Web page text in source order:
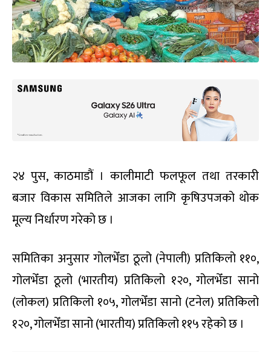
२४ पुस, काठमाडौं । कालीमाटी फलफूल तथा तरकारी
बजार विकास समितिले आजका लागि कृषिउपजको थोक
मूल्य निर्धारण गरेको छ ।
समितिका अनुसार गोलभेँडा ठूलो (नेपाली) प्रतिकिलो ११०,
गोलभेँडा ठूलो (भारतीय) प्रतिकिलो १२०, गोलभेँडा सानो
(लोकल) प्रतिकिलो १०५, गोलभेँडा सानो (टनेल) प्रतिकिलो
१२०, गोलभेँडा सानो (भारतीय) प्रतिकिलो ११५ रहेको छ ।